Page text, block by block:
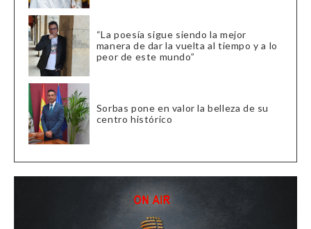
“La poesía sigue siendo la mejor
manera de dar la vuelta al tiempo y a lo
peor de este mundo”
Sorbas pone en valor la belleza de su
centro histórico